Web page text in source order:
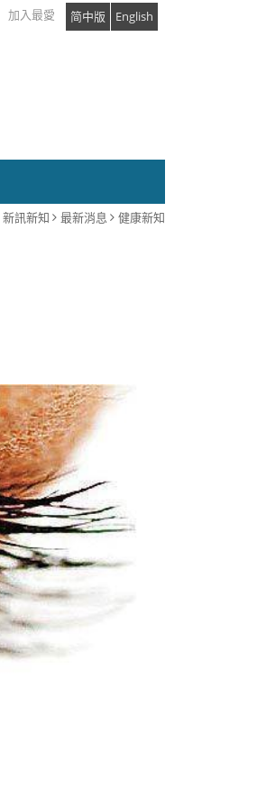
加入最愛 简中版 English
新訊新知 最新消息 健康新知